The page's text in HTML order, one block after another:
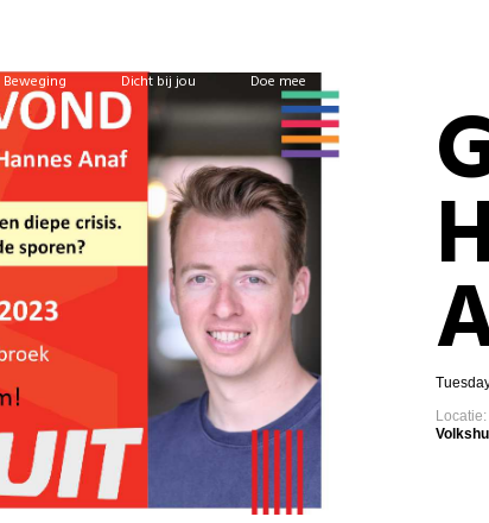
Beweging Dicht bij jou Doe mee
Locatie: